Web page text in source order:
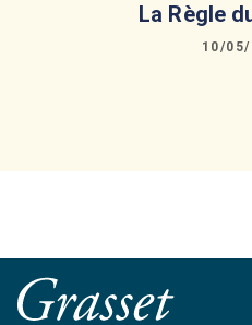
La Règle
10/05/